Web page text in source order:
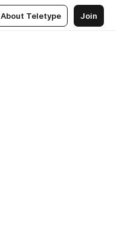
About Teletype Join